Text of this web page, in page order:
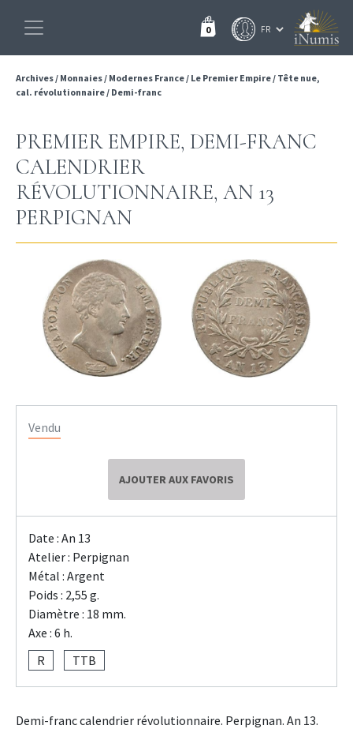
0
Archives/ Monnaies/ Modernes France/ Le Premier Empire/ Tête nue,
cal. révolutionnaire/ Demi-franc
PREMIER EMPIRE, DEMI-FRANC
CALENDRIER
RÉVOLUTIONNAIRE, AN 13
PERPIGNAN
Vendu
AJOUTER AUX FAVORIS
Date : An 13
Atelier : Perpignan
Métal : Argent
Poids : 2,55 g.
Diamètre : 18 mm.
Axe : 6 h.
R
TTB
Demi-franc calendrier révolutionnaire. Perpignan. An 13.